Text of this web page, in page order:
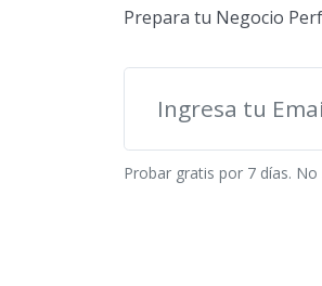
Prepara tu Negocio
Probar gratis por 7 días.